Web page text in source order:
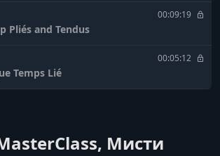
00:09:19
Pliés and Tendus
00:05:12
Temps Lié
00:03:19
Мисти